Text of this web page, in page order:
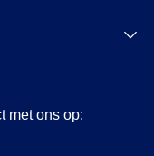
met ons op: